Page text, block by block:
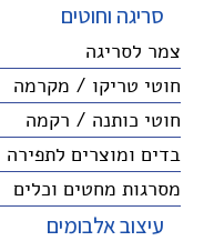
סריגה וחוטים
צמר לסריגה
חוטי טריקו / מקרמה
חוטי כותנה / רקמה
בדים ומוצרים לתפירה
מסרגות מחטים וכלים
עיצוב אלבומים